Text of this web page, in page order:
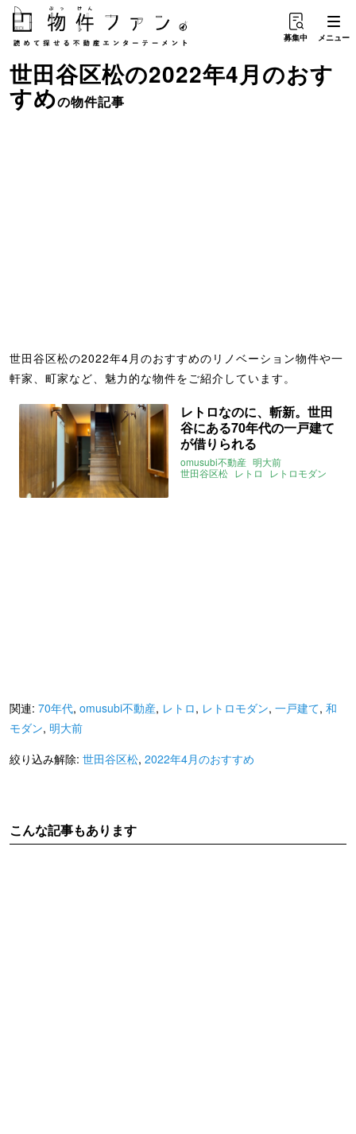
募集中 メニュー
世田谷区松の2022年4月のおす
すめの物件記事
世田谷区松の2022年4月のおすすめのリノベーション物件や一
軒家、町家など、魅力的な物件をご紹介しています。
レトロなのに、斬新。世田
谷にある70年代の一戸建て
が借りられる
omusubi不動産 明大前
世田谷区松 レトロ
レトロモダン
関連: 70年代, omusubi不動産, レトロ, レトロモダン, 一戸建て, 和
モダン, 明大前
絞り込み解除: 世田谷区松, 2022年4月のおすすめ
こんな記事もあります